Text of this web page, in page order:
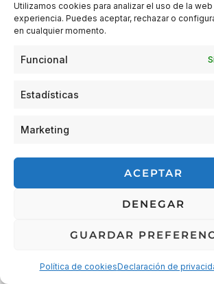
Utilizamos cookies para analizar el uso de la web
experiencia. Puedes aceptar, rechazar o
en cualquier momento.
Funcional
Estadísticas
Marketing
ACEPTAR
DENEGAR
GUARDAR
Política de cookiesDeclaración de
Acceder
Aviso legal|Política de privacidad|
Terminos y condiciones | Cancelaciones,